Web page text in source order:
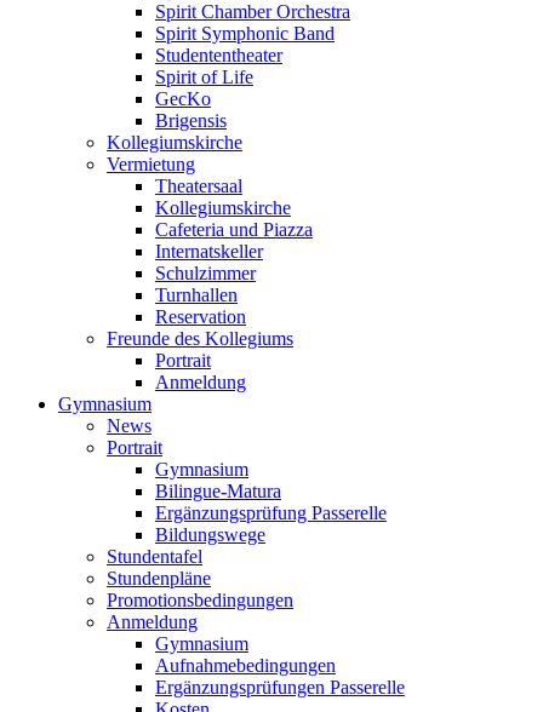
Spirit Chamber Orchestra
Spirit Symphonic Band
Studententheater
Spirit of Life
GecKo
Brigensis
Kollegiumskirche
Vermietung
Theatersaal
Kollegiumskirche
Cafeteria und Piazza
Internatskeller
Schulzimmer
Turnhallen
Reservation
Freunde des Kollegiums
Portrait
Anmeldung
Gymnasium
News
Portrait
Gymnasium
Bilingue-Matura
Ergänzungsprüfung Passerelle
Bildungswege
Stundentafel
Stundenpläne
Promotionsbedingungen
Anmeldung
Gymnasium
Aufnahmebedingungen
Ergänzungsprüfungen Passerelle